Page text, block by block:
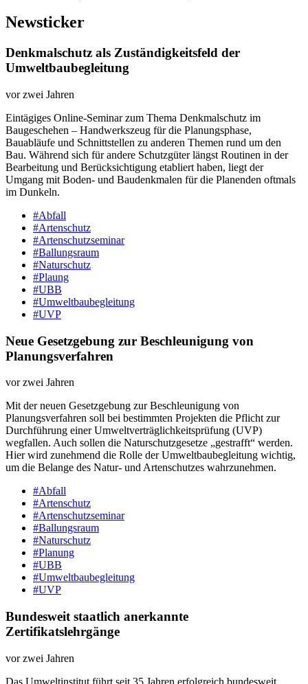
Newsticker
Denkmalschutz als Zuständigkeitsfeld der
Umweltbaubegleitung
vor zwei Jahren
Eintägiges Online-​Seminar zum Thema Denkmalschutz im
Baugeschehen – Handwerkszeug für die Planungsphase,
Bauabläufe und Schnittstellen zu anderen Themen rund um den
Bau. Während sich für andere Schutzgüter längst Routinen in der
Bearbeitung und Berücksichtigung etabliert haben, liegt der
Umgang mit Boden-​ und Baudenkmalen für die Planenden oftmals
im Dunkeln.
#Abfall
#Artenschutz
#Artenschutzseminar
#Ballungsraum
#Naturschutz
#Plaung
#UBB
#Umweltbaubegleitung
#UVP
Neue Gesetzgebung zur Beschleunigung von
Planungsverfahren
vor zwei Jahren
Mit der neuen Gesetzgebung zur Beschleunigung von
Planungsverfahren soll bei bestimmten Projekten die Pflicht zur
Durchführung einer Umweltverträglichkeitsprüfung (UVP)
wegfallen. Auch sollen die Naturschutzgesetze „gestrafft“ werden.
Hier wird zunehmend die Rolle der Umweltbaubegleitung wichtig,
um die Belange des Natur- und Artenschutzes wahrzunehmen.
#Abfall
#Artenschutz
#Artenschutzseminar
#Ballungsraum
#Naturschutz
#Planung
#UBB
#Umweltbaubegleitung
#UVP
Bundesweit staatlich anerkannte
Zertifikatslehrgänge
vor zwei Jahren
Das Umweltinstitut führt seit 35 Jahren erfolgreich bundesweit